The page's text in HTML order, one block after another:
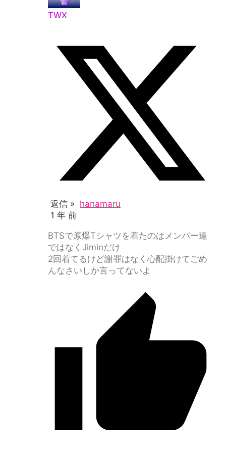
TWX
返信 » hanamaru
1 年 前
BTSで原爆Tシャツを着たのはメンバー達
ではなくJiminだけ
2回着てるけど謝罪はなく心配掛けてごめ
んなさいしか言ってないよ